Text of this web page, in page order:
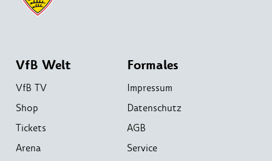
VfB Welt
VfB TV
Shop
Tickets
Arena
Formales
Impressum
Datenschutz
AGB
Service